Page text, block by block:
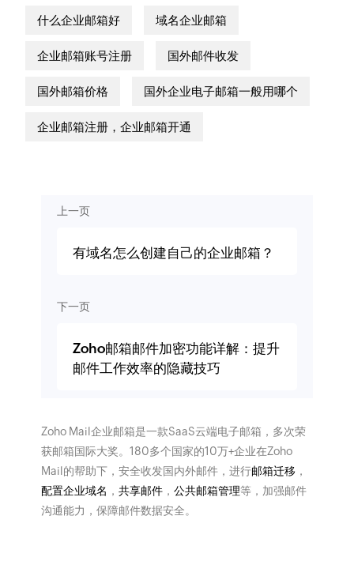
什么企业邮箱好 域名企业邮箱
企业邮箱账号注册 国外邮件收发
国外邮箱价格 国外企业电子邮箱一般用哪个
企业邮箱注册，企业邮箱开通
上一页
有域名怎么创建自己的企业邮箱？
下一页
Zoho邮箱邮件加密功能详解：提升
邮件工作效率的隐藏技巧
Zoho Mail企业邮箱是一款SaaS云端电子邮箱，多次荣
获邮箱国际大奖。180多个国家的10万+企业在Zoho
Mail的帮助下，安全收发国内外邮件，进行邮箱迁移 ，
配置企业域名 ， 共享邮件， 公共邮箱管理等，加强邮件
沟通能力，保障邮件数据安全。